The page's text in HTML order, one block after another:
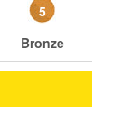
5
Bronze